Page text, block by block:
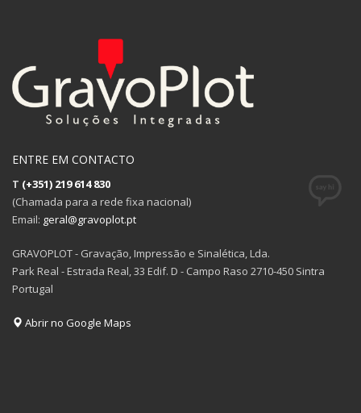
ENTRE EM CONTACTO
T (+351) 219 614 830
(Chamada para a rede fixa nacional)
Email: geral@gravoplot.pt
GRAVOPLOT - Gravação, Impressão e Sinalética, Lda.
Park Real - Estrada Real, 33 Edif. D - Campo Raso 2710-450 Sintra
Portugal
Abrir no Google Maps